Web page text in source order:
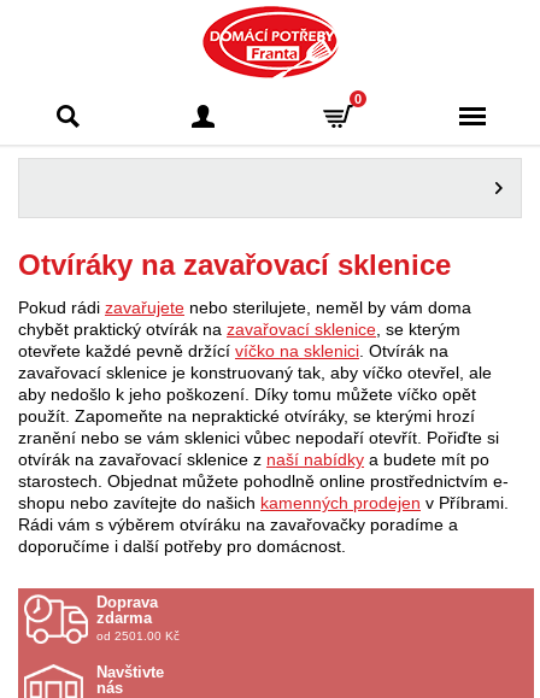
Franta - Příbram
0
Otvíráky na zavařovací sklenice
Pokud rádi zavařujete nebo sterilujete, neměl by vám doma
chybět praktický otvírák na zavařovací sklenice , se kterým
otevřete každé pevně držící víčko na sklenici . Otvírák na
zavařovací sklenice je konstruovaný tak, aby víčko otevřel, ale
aby nedošlo k jeho poškození. Díky tomu můžete víčko opět
použít. Zapomeňte na nepraktické otvíráky, se kterými hrozí
zranění nebo se vám sklenici vůbec nepodaří otevřít. Pořiďte si
otvírák na zavařovací sklenice z naší nabídky a budete mít po
starostech. Objednat můžete pohodlně online prostřednictvím e-
shopu nebo zavítejte do našich kamenných prodejen v Příbrami.
Rádi vám s výběrem otvíráku na zavařovačky poradíme a
doporučíme i další potřeby pro domácnost.
Doprava
zdarma
od 2501.00 Kč
Navštivte
nás